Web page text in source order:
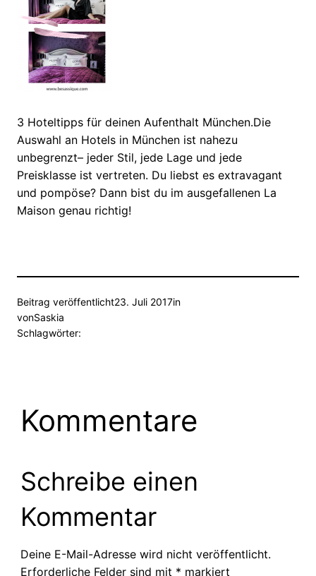
3 Hoteltipps für deinen Aufenthalt München.Die
Auswahl an Hotels in München ist nahezu
unbegrenzt– jeder Stil, jede Lage und jede
Preisklasse ist vertreten. Du liebst es extravagant
und pompöse? Dann bist du im ausgefallenen La
Maison genau richtig!
Beitrag veröffentlicht23. Juli 2017in
vonSaskia
Schlagwörter:
Kommentare
Schreibe einen
Kommentar
Deine E-Mail-Adresse wird nicht veröffentlicht.
Erforderliche Felder sind mit * markiert